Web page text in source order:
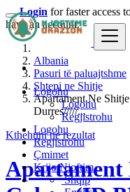
Logohu
Logohu
Regjistrohu
Logohu
Regjistrohu
Çmimet
Krijo Njoftim
Shqip
Login for faster access
have an account.
Albania
Pasuri të paluajtshme
Shtepi ne Shitje
Apartament Ne
Durres/////...
Kthehuni ne rezultat
Apartament